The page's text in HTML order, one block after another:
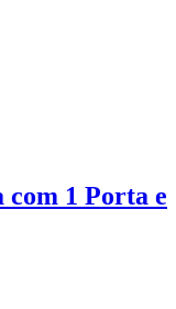
1 Porta e